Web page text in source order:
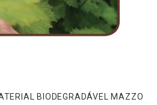
BIODEGRADÁVEL MAZZO